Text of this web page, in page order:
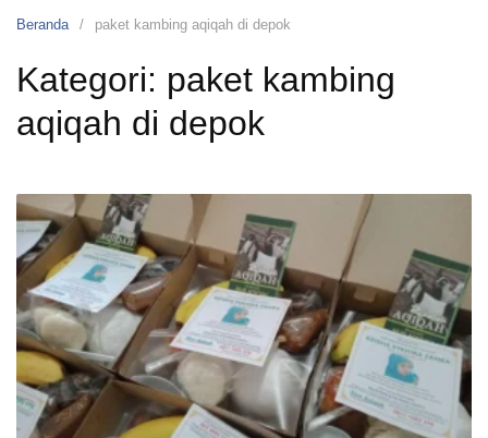
Beranda paket kambing aqiqah di depok
Kategori: paket kambing
aqiqah di depok